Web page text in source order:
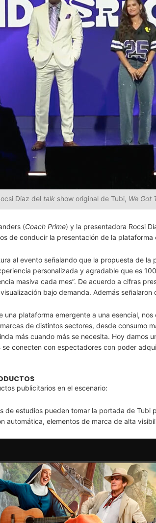
Díaz del talk show original de Tubi, We Got
(Coach Prime) y la presentadora Rocsi
de conducir la presentación de la plataforma
al evento señalando que la propuesta de la
personalizada y agradable que es
masiva cada mes”. De acuerdo a cifras
bajo demanda. Además
una plataforma emergente a una esencial,
de distintos sectores, desde consumo
más cuando más se necesita. Hoy damos
conecten con espectadores con poder
publicitarios en el escenario:
de estudios pueden tomar la portada de
automática, elementos de marca de alta